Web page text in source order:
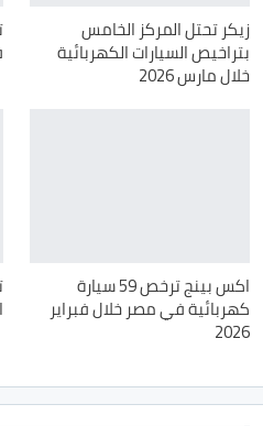
زيكر تحتل المركز الخامس
بتراخيص السيارات الكهربائية
خلال مارس 2026
اكس بينج ترخص 59 سيارة
كهربائية في مصر خلال فبراير
2026